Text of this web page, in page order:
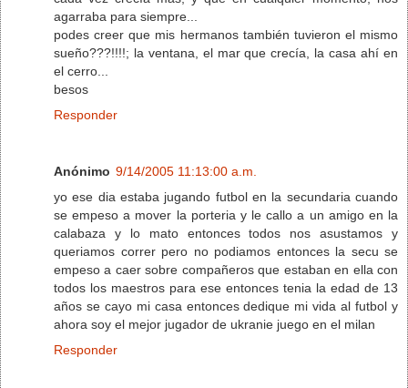
agarraba para siempre...
podes creer que mis hermanos también tuvieron el mismo
sueño???!!!!; la ventana, el mar que crecía, la casa ahí en
el cerro...
besos
Responder
Anónimo 9/14/2005 11:13:00 a.m.
yo ese dia estaba jugando futbol en la secundaria cuando
se empeso a mover la porteria y le callo a un amigo en la
calabaza y lo mato entonces todos nos asustamos y
queriamos correr pero no podiamos entonces la secu se
empeso a caer sobre compañeros que estaban en ella con
todos los maestros para ese entonces tenia la edad de 13
años se cayo mi casa entonces dedique mi vida al futbol y
ahora soy el mejor jugador de ukranie juego en el milan
Responder